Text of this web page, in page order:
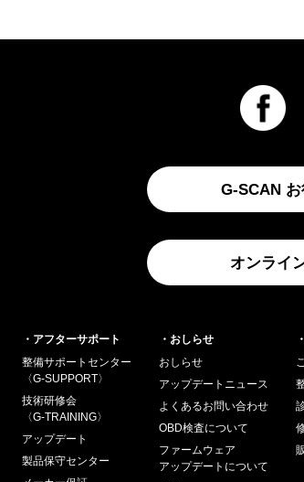
G-SCAN
オンライ
・アフターサポート
整備サポートセンター
〈G-SUPPORT〉
技術研修会
〈G-TRAINING〉
アップデート
製品保守センター
・おしらせ
おしらせ
アップデートニュース
よくあるお問い合わせ
OBD検査について
ファームウェア
アップデートについて